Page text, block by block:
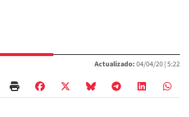
Actualizado:04/04/20 |5:22